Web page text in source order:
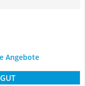
Angebote
GUT